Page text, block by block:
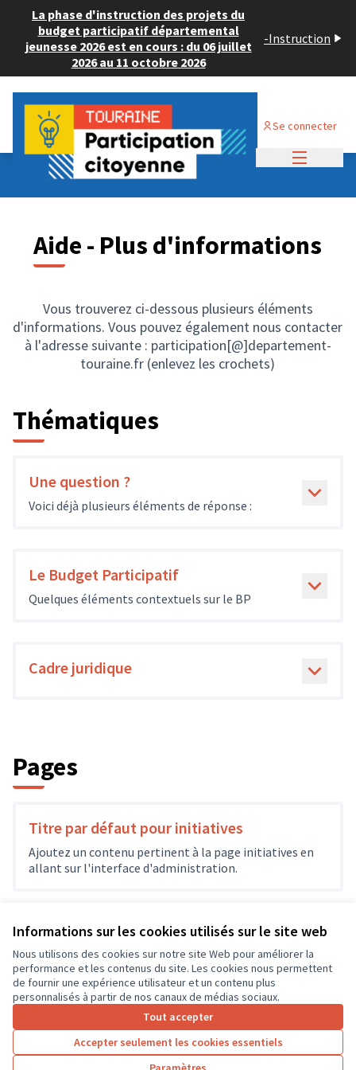
Informations sur les cookies utilisés sur le site web
Nous utilisons des cookies sur notre site Web pour améliorer la
performance et les contenus du site. Les cookies nous permettent
de fournir une expérience utilisateur et un contenu plus
personnalisés à partir de nos canaux de médias sociaux.
Tout accepter
Accepter seulement les cookies essentiels
La phase d'instruction des projets du
budget participatif départemental
jeunesse 2026 est en cours : du 06 juillet
2026 au 11 octobre 2026
-Instruction
Se connecter
Aide - Plus d'informations
Vous trouverez ci-dessous plusieurs éléments
d'informations. Vous pouvez également nous contacter
à l'adresse suivante : participation[@]departement-
touraine.fr (enlevez les crochets)
Thématiques
Une question ?
Voici déjà plusieurs éléments de réponse :
Le Budget Participatif
Quelques éléments contextuels sur le BP
Cadre juridique
Pages
Titre par défaut pour initiatives
Ajoutez un contenu pertinent à la page initiatives en
allant sur l'interface d'administration.
Conditions d'utilisation
Paramètres des cookies
CD37 sur X
(Lien externe)
CD37 sur Facebook
CD37 sur Instagram
CD37 sur YouTube
(Lien externe)
Licence
(Lien